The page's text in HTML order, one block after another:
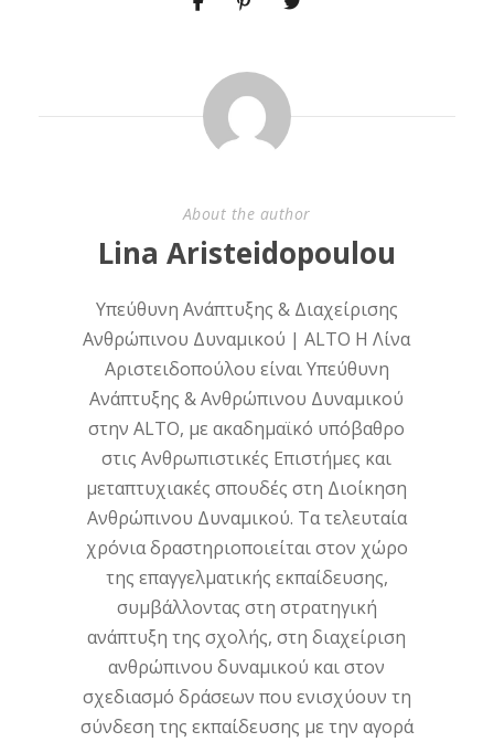
About the author
Lina Aristeidopoulou
Υπεύθυνη Ανάπτυξης & Διαχείρισης
Ανθρώπινου Δυναμικού | ALTO Η Λίνα
Αριστειδοπούλου είναι Υπεύθυνη
Ανάπτυξης & Ανθρώπινου Δυναμικού
στην ALTO, με ακαδημαϊκό υπόβαθρο
στις Ανθρωπιστικές Επιστήμες και
μεταπτυχιακές σπουδές στη Διοίκηση
Ανθρώπινου Δυναμικού. Τα τελευταία
χρόνια δραστηριοποιείται στον χώρο
της επαγγελματικής εκπαίδευσης,
συμβάλλοντας στη στρατηγική
ανάπτυξη της σχολής, στη διαχείριση
ανθρώπινου δυναμικού και στον
σχεδιασμό δράσεων που ενισχύουν τη
σύνδεση της εκπαίδευσης με την αγορά